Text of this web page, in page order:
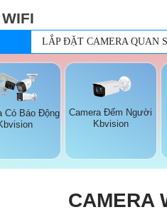
WIFI
LẮP ĐẶT CAMERA QUAN
Có Báo Động
Camera Đếm Người
Kbvision
CAMERA